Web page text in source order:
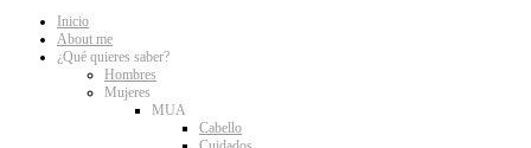
Inicio
About me
¿Qué quieres saber?
Hombres
Mujeres
MUA
Cabello